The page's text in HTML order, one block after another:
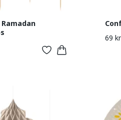
Ramadan
69 kr